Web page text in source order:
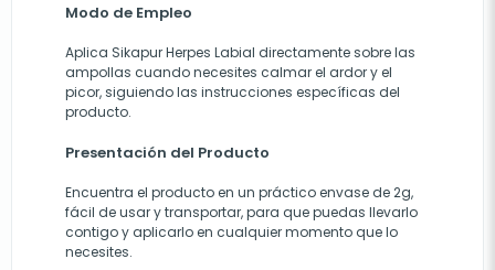
Modo de Empleo
Aplica Sikapur Herpes Labial directamente sobre las
ampollas cuando necesites calmar el ardor y el
picor, siguiendo las instrucciones específicas del
producto​.
Presentación del Producto
Encuentra el producto en un práctico envase de 2g,
fácil de usar y transportar, para que puedas llevarlo
contigo y aplicarlo en cualquier momento que lo
necesites.